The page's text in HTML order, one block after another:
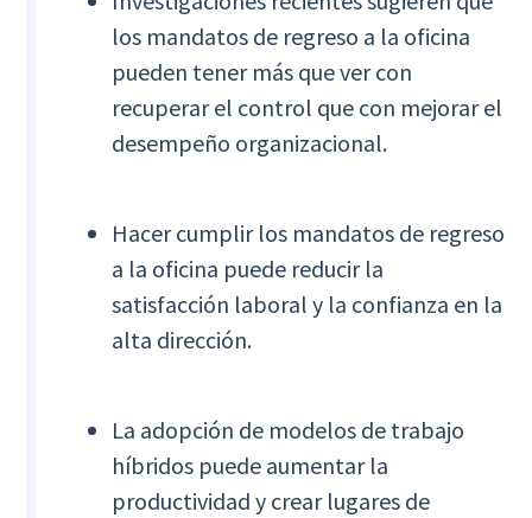
los mandatos de regreso a la oficina
pueden tener más que ver con
recuperar el control que con mejorar el
desempeño organizacional.
Hacer cumplir los mandatos de regreso
a la oficina puede reducir la
satisfacción laboral y la confianza en la
alta dirección.
La adopción de modelos de trabajo
híbridos puede aumentar la
productividad y crear lugares de